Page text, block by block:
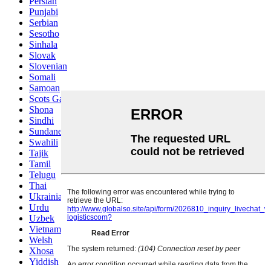
Punjabi
Serbian
Sesotho
Sinhala
Slovak
Slovenian
Somali
Samoan
Scots Gaelic
Shona
Sindhi
Sundanese
Swahili
Tajik
Tamil
Telugu
Thai
Ukrainian
Urdu
Uzbek
Vietnamese
Welsh
Xhosa
Yiddish